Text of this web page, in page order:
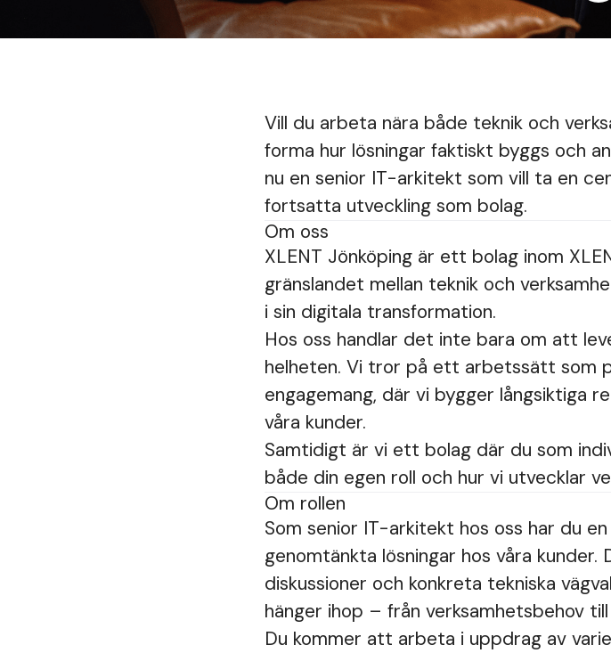
Vill du arbeta nära både teknik och
forma hur lösningar faktiskt byggs och
nu en senior IT-arkitekt som vill ta en
fortsatta utveckling som bolag.
Om oss
XLENT Jönköping är ett bolag inom
gränslandet mellan teknik och
i sin digitala transformation.
Hos oss handlar det inte bara om att
helheten. Vi tror på ett arbetssätt som
engagemang, där vi bygger långsiktiga
våra kunder.
Samtidigt är vi ett bolag där du som
både din egen roll och hur vi utvecklar
Om rollen
Som senior IT-arkitekt hos oss har du
genomtänkta lösningar hos våra
diskussioner och konkreta tekniska
hänger ihop – från verksamhetsbehov
Du kommer att arbeta i uppdrag av